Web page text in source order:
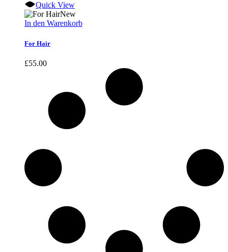
Quick View
New
In den Warenkorb
For Hair
£55.00